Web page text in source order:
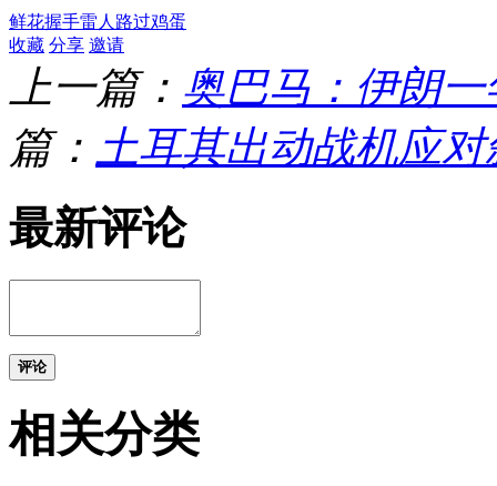
鲜花握手雷人 路过鸡蛋
收藏 分享 邀请
上一篇： 奥巴马：伊朗
篇： 土耳其出动战机应
最新评论
评论
相关分类